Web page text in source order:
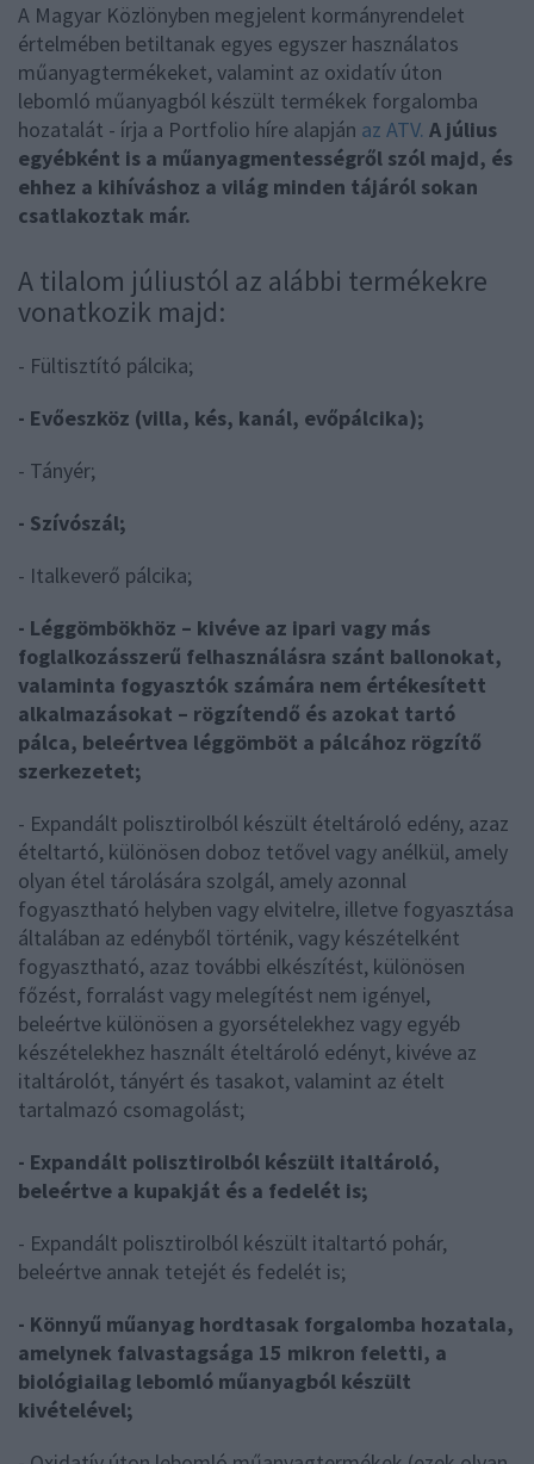
A Magyar Közlönyben megjelent kormányrendelet
értelmében betiltanak egyes egyszer használatos
műanyagtermékeket, valamint az oxidatív úton
lebomló műanyagból készült termékek forgalomba
hozatalát - írja a Portfolio híre alapján az ATV. A július
egyébként is a műanyagmentességről szól majd, és
ehhez a kihíváshoz a világ minden tájáról sokan
csatlakoztak már.
A tilalom júliustól az alábbi termékekre
vonatkozik majd:
- Fültisztító pálcika;
- Evőeszköz (villa, kés, kanál, evőpálcika);
- Tányér;
- Szívószál;
- Italkeverő pálcika;
- Léggömbökhöz – kivéve az ipari vagy más
foglalkozásszerű felhasználásra szánt ballonokat,
valaminta fogyasztók számára nem értékesített
alkalmazásokat – rögzítendő és azokat tartó
pálca, beleértvea léggömböt a pálcához rögzítő
szerkezetet;
- Expandált polisztirolból készült ételtároló edény, azaz
ételtartó, különösen doboz tetővel vagy anélkül, amely
olyan étel tárolására szolgál, amely azonnal
fogyasztható helyben vagy elvitelre, illetve fogyasztása
általában az edényből történik, vagy készételként
fogyasztható, azaz további elkészítést, különösen
főzést, forralást vagy melegítést nem igényel,
beleértve különösen a gyorsételekhez vagy egyéb
készételekhez használt ételtároló edényt, kivéve az
italtárolót, tányért és tasakot, valamint az ételt
tartalmazó csomagolást;
- Expandált polisztirolból készült italtároló,
beleértve a kupakját és a fedelét is;
- Expandált polisztirolból készült italtartó pohár,
beleértve annak tetejét és fedelét is;
- Könnyű műanyag hordtasak forgalomba hozatala,
amelynek falvastagsága 15 mikron feletti, a
biológiailag lebomló műanyagból készült
kivételével;